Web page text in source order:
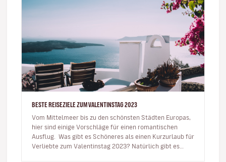
BESTE REISEZIELE ZUM VALENTINSTAG 2023
Vom Mittelmeer bis zu den schönsten Städten Europas,
hier sind einige Vorschläge für einen romantischen
Ausflug. Was gibt es Schöneres als einen Kurzurlaub für
Verliebte zum Valentinstag 2023? Natürlich gibt es